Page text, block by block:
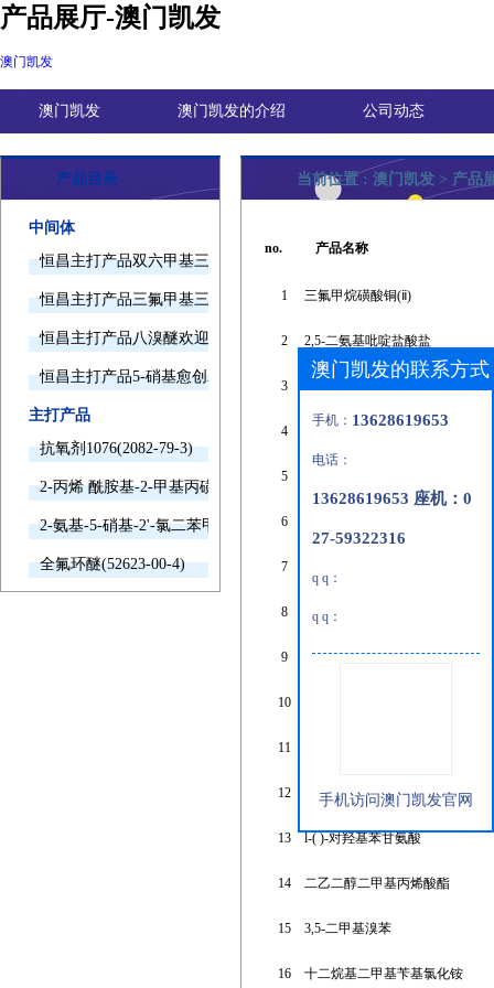
产品展厅-澳门凯发
澳门凯发
澳门凯发 澳门凯发的介绍 公司动态
产品目录
中间体
恒昌主打产品双六甲基三胺欢迎询价
恒昌主打产品三氟甲基三甲基硅烷欢迎询价
恒昌主打产品八溴醚欢迎询价
恒昌主打产品5-硝基愈创木酚钠欢迎询价
主打产品
抗氧剂1076(2082-79-3)
2-丙烯 酰胺基-2-甲基丙磺酸(15214-89-8)
2-氨基-5-硝基-2'-氯二苯甲酮(2011-66-7)
全氟环醚(52623-00-4)
当前位置 : 澳门凯发 > 产品
no. 产品名称
1 三氟甲烷磺酸铜(ⅱ)
2 2,5-二氨基吡啶盐酸盐
3
4 1,3,5-三丙烯酰基六氢-1,3,5-三嗪
5
6
7
8 三氯化锇
9 亚硫酸亚乙酯
10
11
12 2,2,5,5-四甲基-2,5-二硅-1-噁环
13 l-( )-对羟基苯甘氨酸
14 二乙二醇二甲基丙烯酸酯
15 3,5-二甲基溴苯
16 十二烷基二甲基苄基氯化铵
澳门凯发的联系方式
手机： 13628619653
电话：
13628619653 座机：0
27-59322316
q q：
q q：
手机访问澳门凯发官网